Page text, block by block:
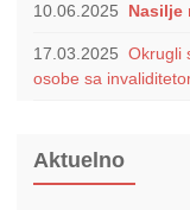
10.06.2025 Nasilje
17.03.2025 Okrugli
osobe sa
Aktuelno